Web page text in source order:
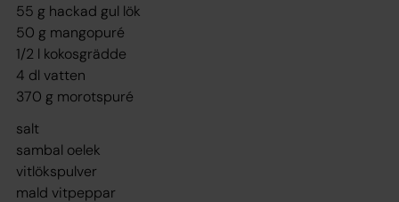
55 g hackad gul lök
50 g mangopuré
1/2 l kokosgrädde
4 dl vatten
370 g morotspuré
salt
sambal oelek
vitlökspulver
mald vitpeppar